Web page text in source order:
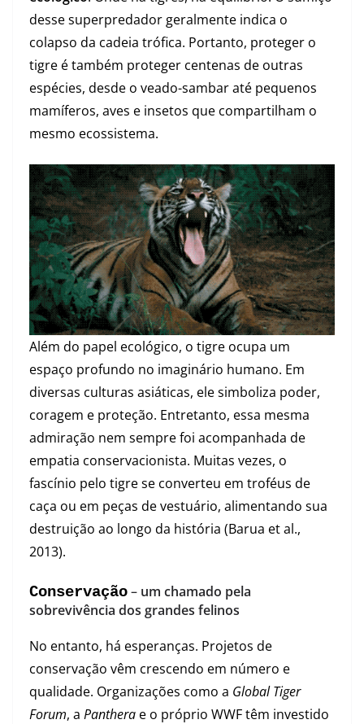
desse superpredador geralmente indica o
colapso da cadeia trófica. Portanto, proteger o
tigre é também proteger centenas de outras
espécies, desde o veado-sambar até pequenos
mamíferos, aves e insetos que compartilham o
mesmo ecossistema.
Além do papel ecológico, o tigre ocupa um
espaço profundo no imaginário humano. Em
diversas culturas asiáticas, ele simboliza poder,
coragem e proteção. Entretanto, essa mesma
admiração nem sempre foi acompanhada de
empatia conservacionista. Muitas vezes, o
fascínio pelo tigre se converteu em troféus de
caça ou em peças de vestuário, alimentando sua
destruição ao longo da história (Barua et al.,
2013).
Conservação– um chamado pela
sobrevivência dos grandes felinos
No entanto, há esperanças. Projetos de
conservação vêm crescendo em número e
qualidade. Organizações como a Global Tiger
Forum, a Panthera e o próprio WWF têm investido